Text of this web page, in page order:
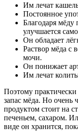
Им лечат
Постоянное
Благодаря мёду
улучшается
Он обладает
Раствор мёда с
мочи.
Он понижает
Им лечат
Поэтому
запас мёда. Но очень
продуктом стоит на
печеньем, сахаром.
виде он хранится,